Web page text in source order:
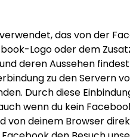
das von der
Logo oder dem
deren Aussehen
zu den Servern
Durch diese
wenn du kein
deinem Browser